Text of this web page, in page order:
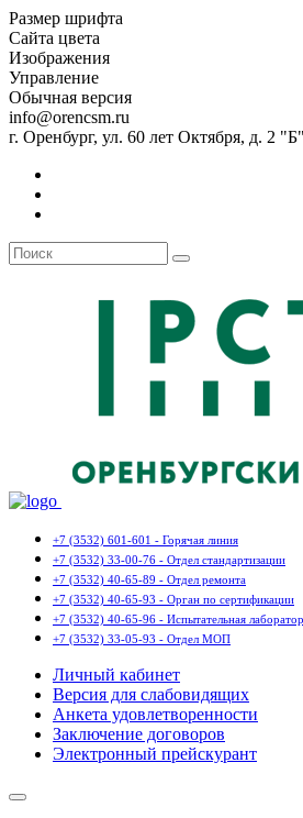
Размер шрифта
Сайта цвета
Изображения
Управление
Обычная версия
info@orencsm.ru
г. Оренбург, ул. 60 лет Октября, д. 2 "Б"
+7 (3532) 601-601 - Горячая линия
+7 (3532) 33-00-76 - Отдел стандартизации
+7 (3532) 40-65-89 - Отдел ремонта
+7 (3532) 40-65-93 - Орган по сертификации
+7 (3532) 40-65-96 - Испытательная
+7 (3532) 33-05-93 - Отдел МОП
Личный кабинет
Версия для слабовидящих
Анкета удовлетворенности
Заключение договоров
Электронный прейскурант